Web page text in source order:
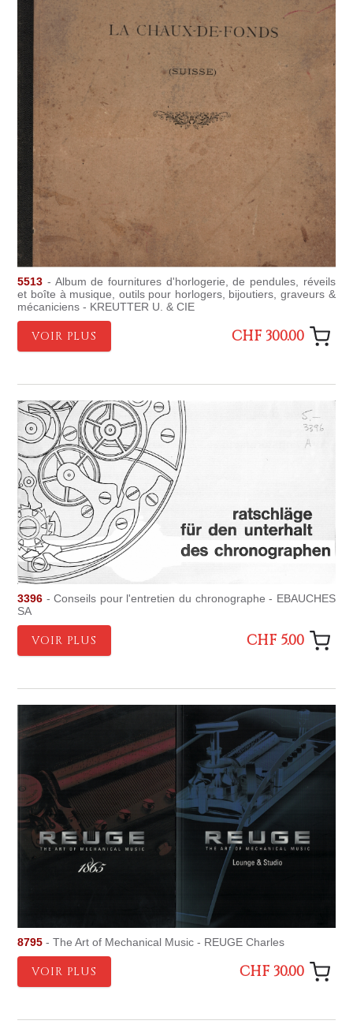
5513 - Album de fournitures d'horlogerie, de pendules, réveils
et boîte à musique, outils pour horlogers, bijoutiers, graveurs &
mécaniciens - KREUTTER U. & CIE
VOIR PLUS CHF 300.00
3396 - Conseils pour l'entretien du chronographe - EBAUCHES
SA
VOIR PLUS CHF 5.00
8795 - The Art of Mechanical Music - REUGE Charles
VOIR PLUS CHF 30.00